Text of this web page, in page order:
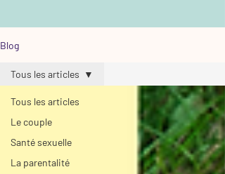
Blog
Tous les articles
Le couple
Santé sexuelle
La parentalité
Tous les articles